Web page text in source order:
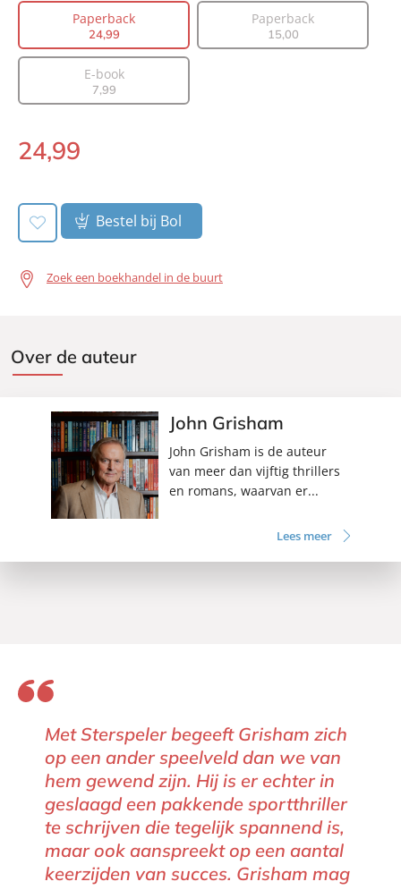
Auteur(s):
Saskia Peterzon-Kotte
Prijs:
24,99
Aantal pagina's:
Verschijningsdatum:
Paperback
24,99
Paperback
15,00
E-book
7,99
Paperback:
24,99
Bestel bij Bol
Zoek een boekhandel in de buurt
Over de auteur
John Grisham
John Grisham is de auteur
van meer dan vijftig thrillers
en romans, waarvan er...
Lees meer
Met Sterspeler begeeft Grisham zich
op een ander speelveld dan we van
hem gewend zijn. Hij is er echter in
geslaagd een pakkende sportthriller
te schrijven die tegelijk spannend is,
maar ook aanspreekt op een aantal
keerzijden van succes. Grisham mag